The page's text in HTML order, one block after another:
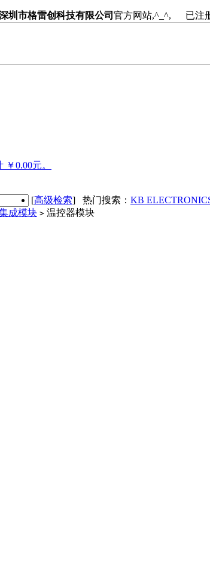
圳市格雷创科技有限公司 官方网站,^_^, 已注
0.00元。
[高级检索] 热门搜索： KB
成模块 > 温控器模块